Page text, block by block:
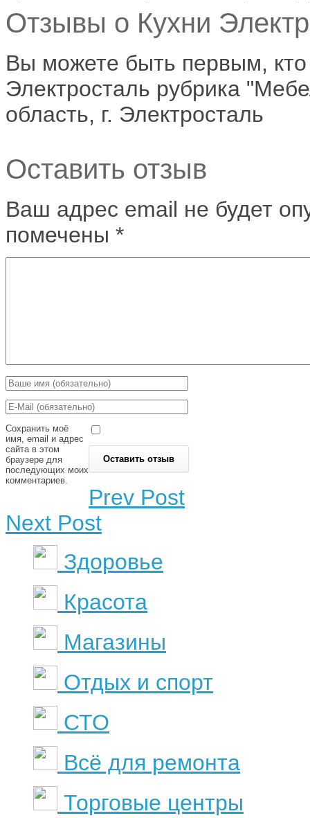
Отзывы о Кухни
Вы можете быть первым,
Электросталь рубрика
область, г. Электросталь
Оставить отзыв
Ваш адрес email не будет
помечены *
Сохранить моё
имя, email и адрес
сайта в этом
браузере для
последующих моих
комментариев.
Prev Post
Next Post
Здоровье
Красота
Магазины
Отдых и спорт
СТО
Всё для ремонта
Торговые центры